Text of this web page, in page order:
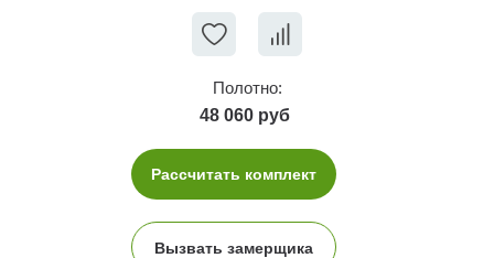
Полотно:
48 060 руб
Рассчитать комплект
Вызвать замерщика